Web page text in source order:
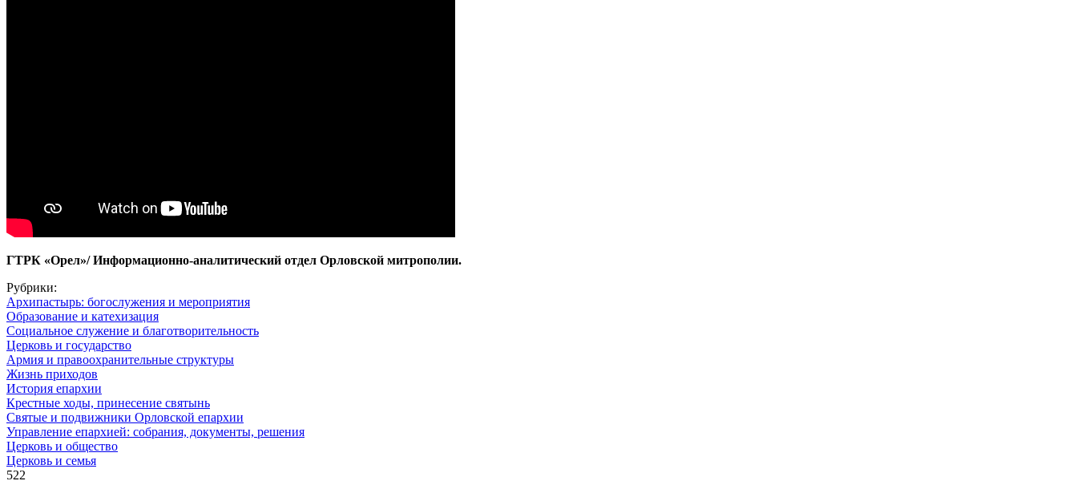
ГТРК «Орел»/ Информационно-аналитический отдел Орловской митрополии.
Рубрики:
Архипастырь: богослужения и мероприятия
Образование и катехизация
Социальное служение и благотворительность
Церковь и государство
Армия и правоохранительные структуры
Жизнь приходов
История епархии
Крестные ходы, принесение святынь
Святые и подвижники Орловской епархии
Управление епархией: собрания, документы, решения
Церковь и общество
Церковь и семья
522